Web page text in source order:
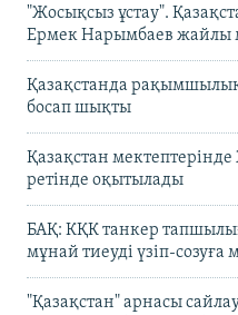
"Жосықсыз ұстау".
Ермек Нарымбаев жайлы
Қазақстанда
босап шықты
Қазақстан
ретінде оқытылады
БАҚ: КҚК танкер
мұнай тиеуді үзіп-созуға
"Қазақстан" арнасы